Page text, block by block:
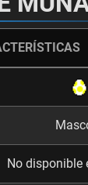
No disponible